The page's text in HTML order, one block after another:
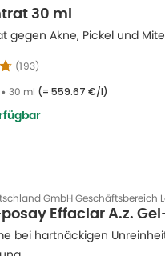
Hygiene oder
30 ml
gegen Akne, Pickel und
(193)
• 30 ml (= 559.67 €/l)
GmbH Geschäftsbereich
Effaclar A.z.
bei hartnäckigen